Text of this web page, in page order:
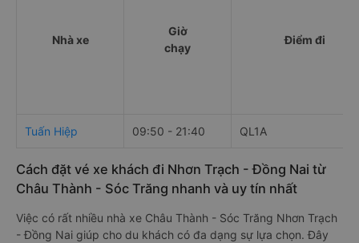
Nhà xe
Giờ
chạy
Điểm đi
Tuấn Hiệp 09:50 - 21:40 QL1A
Cách đặt vé xe khách đi Nhơn Trạch - Đồng Nai từ
Châu Thành - Sóc Trăng nhanh và uy tín nhất
Việc có rất nhiều nhà xe Châu Thành - Sóc Trăng Nhơn Trạch
- Đồng Nai giúp cho du khách có đa dạng sự lựa chọn. Đây